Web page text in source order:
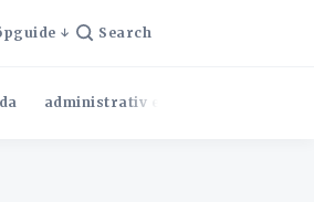
Search
administrativ effektivitet